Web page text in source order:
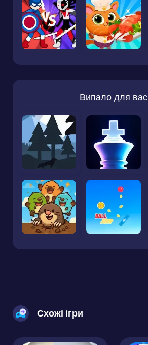
Випало для вас
Схожі ігри